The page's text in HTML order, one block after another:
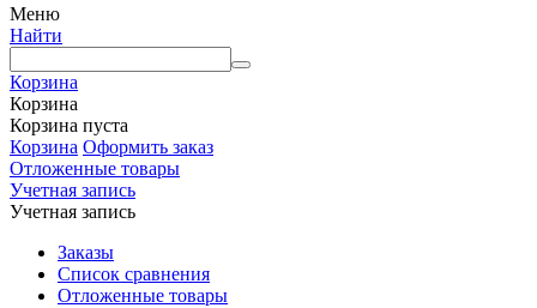
Меню
Найти
Корзина
Корзина
Корзина пуста
Корзина Оформить заказ
Отложенные товары
Учетная запись
Учетная запись
Заказы
Список сравнения
Отложенные товары